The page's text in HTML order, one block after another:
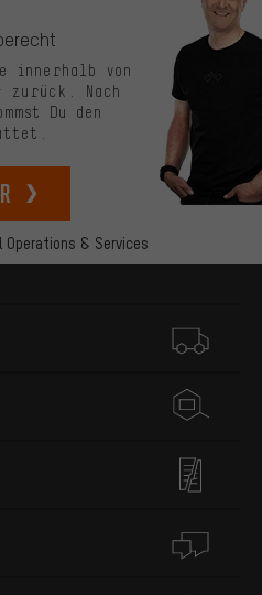
Operations & Services
innerhalb von
zurück. Nach
Du den